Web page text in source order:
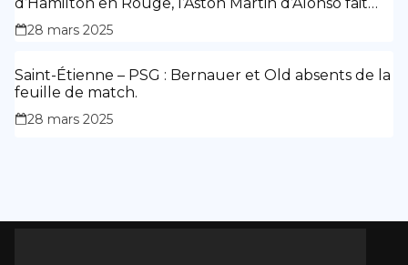
des siennes.
28 mars 2025
Saint-Étienne – PSG : Bernauer et Old absents de la
feuille de match.
28 mars 2025